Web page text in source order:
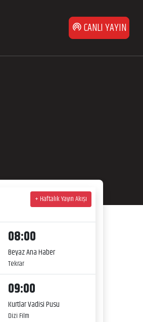
CANLI YAYIN
+ Haftalık Yayın Akışı
08:00
Beyaz Ana Haber
Tekrar
09:00
Kurtlar Vadisi Pusu
Dizi Film